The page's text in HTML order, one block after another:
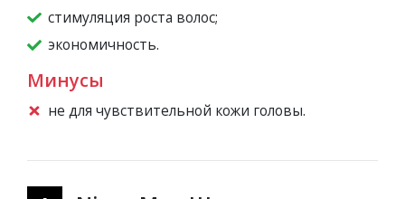
стимуляция роста волос;
экономичность.
Минусы
не для чувствительной кожи головы.